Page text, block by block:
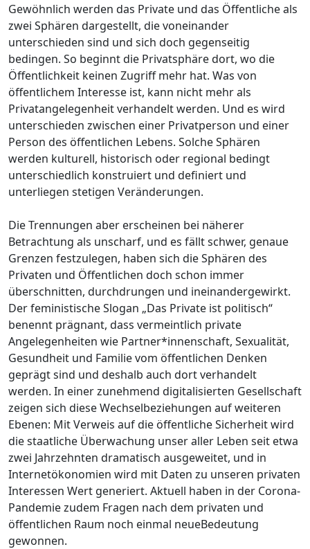
Gewöhnlich werden das Private und das Öffentliche als
zwei Sphären dargestellt, die voneinander
unterschieden sind und sich doch gegenseitig
bedingen. So beginnt die Privatsphäre dort, wo die
Öffentlichkeit keinen Zugriff mehr hat. Was von
öffentlichem Interesse ist, kann nicht mehr als
Privatangelegenheit verhandelt werden. Und es wird
unterschieden zwischen einer Privatperson und einer
Person des öffentlichen Lebens. Solche Sphären
werden kulturell, historisch oder regional bedingt
unterschiedlich konstruiert und definiert und
unterliegen stetigen Veränderungen.
Die Trennungen aber erscheinen bei näherer
Betrachtung als unscharf, und es fällt schwer, genaue
Grenzen festzulegen, haben sich die Sphären des
Privaten und Öffentlichen doch schon immer
überschnitten, durchdrungen und ineinandergewirkt.
Der feministische Slogan „Das Private ist politisch“
benennt prägnant, dass vermeintlich private
Angelegenheiten wie Partner*innenschaft, Sexualität,
Gesundheit und Familie vom öffentlichen Denken
geprägt sind und deshalb auch dort verhandelt
werden. In einer zunehmend digitalisierten Gesellschaft
zeigen sich diese Wechselbeziehungen auf weiteren
Ebenen: Mit Verweis auf die öffentliche Sicherheit wird
die staatliche Überwachung unser aller Leben seit etwa
zwei Jahrzehnten dramatisch ausgeweitet, und in
Internetökonomien wird mit Daten zu unseren privaten
Interessen Wert generiert. Aktuell haben in der Corona-
Pandemie zudem Fragen nach dem privaten und
öffentlichen Raum noch einmal neueBedeutung
gewonnen.